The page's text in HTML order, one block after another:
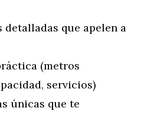
detalladas que apelen a
(metros
servicios)
únicas que te